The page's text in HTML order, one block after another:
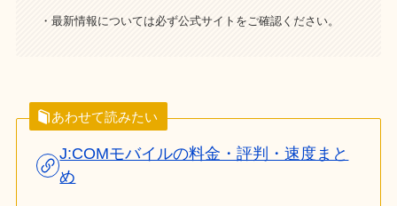
・最新情報については必ず公式サイトをご確認ください。
あわせて読みたい
J:COMモバイルの料金・評判・速度まと
め